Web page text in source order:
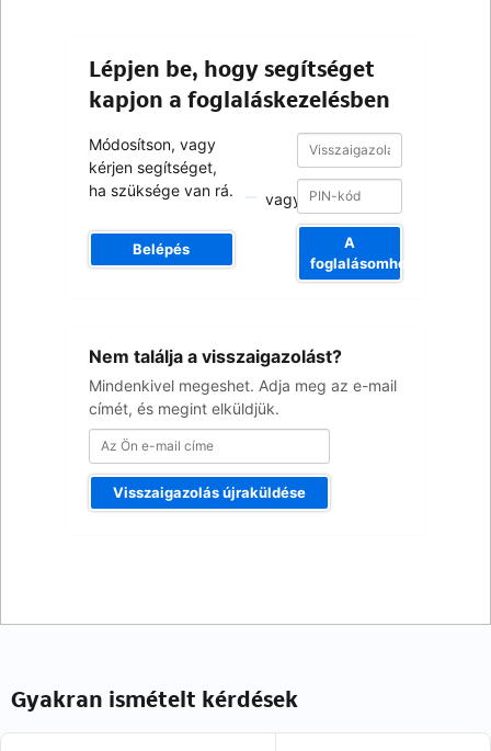
Lépjen be, hogy segítséget
kapjon a foglaláskezelésben
Módosítson, vagy
kérjen segítséget,
ha szüksége van rá.
Belépés
vagy
Visszaigazolási
szám
Visszaigazolási
szám
A
foglalásomhoz
Nem találja a visszaigazolást?
Mindenkivel megeshet. Adja meg az e-mail
címét, és megint elküldjük.
Visszaigazolás újraküldése
Gyakran ismételt kérdések